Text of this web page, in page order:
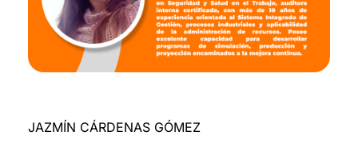
JAZMÍN CÁRDENAS GÓMEZ